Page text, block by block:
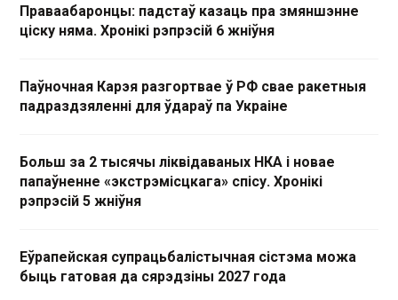
Праваабаронцы: падстаў казаць пра змяншэнне
ціску няма. Хронікі рэпрэсій 6 жніўня
Паўночная Карэя разгортвае ў РФ свае ракетныя
падраздзяленні для ўдараў па Украіне
Больш за 2 тысячы ліквідаваных НКА і новае
папаўненне «экстрэмісцкага» спісу. Хронікі
рэпрэсій 5 жніўня
Еўрапейская супрацьбалістычная сістэма можа
быць гатовая да сярэдзіны 2027 года